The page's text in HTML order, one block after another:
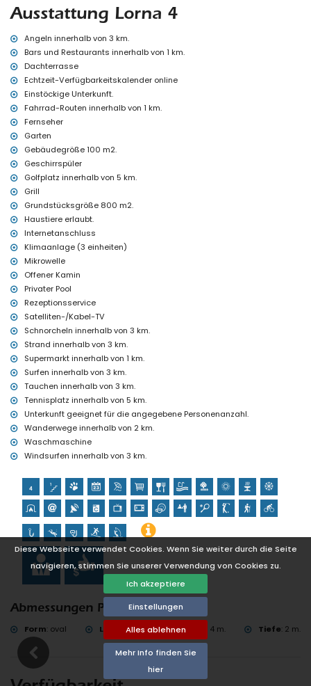
Diese Webseite verwendet Cookies. Wenn Sie weiter durch die Seite
navigieren, stimmen Sie unserer Verwendung von Cookies zu.
Ich akzeptiere
Einstellungen
Alles ablehnen
Mehr Info finden Sie
hier
Rezeptionsservice
mit Klimaanlage
Unterhaltung und Freizeitaktivitäten für Ihren Urlaub in Moraira,
Costa Blanca
Bar (innerhalb von 1000 Metern vom Haus)
Theater, Diskothek und Nachtclub (innerhalb von 5 Kilometern vom
Haus)
Sehenswürdigkeiten und Kultur in Moraira, Costa Blanca
Museum (Eco Museo Teulada), Kirche (Moraira) und Schloss
(Castillo Moraira) (innerhalb von 5 Kilometern von der Unterkunft)
Sport
Radfahren (innerhalb von 1000 Metern von der Villa)
Tennis, Golf (San Jaime), Wandern, Angeln, Tauchen, Schnorcheln,
Surfen und Windsurfen (innerhalb von 5 Kilometern von der Villa)
Pferdereiten (innerhalb von 10 Kilometern von der Villa)
Ausstattung Lorna 4
Angeln innerhalb von 3 km.
Bars und Restaurants innerhalb von 1 km.
Dachterrasse
Echtzeit-Verfügbarkeitskalender online
Einstöckige Unterkunft.
Fahrrad-Routen innerhalb von 1 km.
Fernseher
Garten
Gebäudegröße 100 m2.
Geschirrspüler
Golfplatz innerhalb von 5 km.
Grill
Grundstücksgröße 800 m2.
Haustiere erlaubt.
Internetanschluss
Klimaanlage (3 einheiten)
Mikrowelle
Offener Kamin
Privater Pool
Rezeptionsservice
Satelliten-/Kabel-TV
Schnorcheln innerhalb von 3 km.
Strand innerhalb von 3 km.
Supermarkt innerhalb von 1 km.
Surfen innerhalb von 3 km.
Tauchen innerhalb von 3 km.
Tennisplatz innerhalb von 5 km.
Unterkunft geeignet für die angegebene Personenanzahl.
Wanderwege innerhalb von 2 km.
Waschmaschine
Windsurfen innerhalb von 3 km.
Abmessungen Pool
Form: oval Länge:8 m. Breite 4 m. Tiefe: 2 m.